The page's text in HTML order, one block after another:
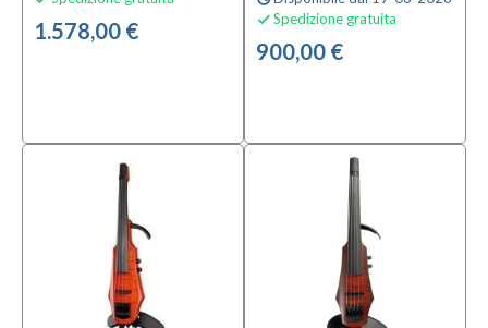
1.578,00 €  Spedizione gratuita
900,00 €